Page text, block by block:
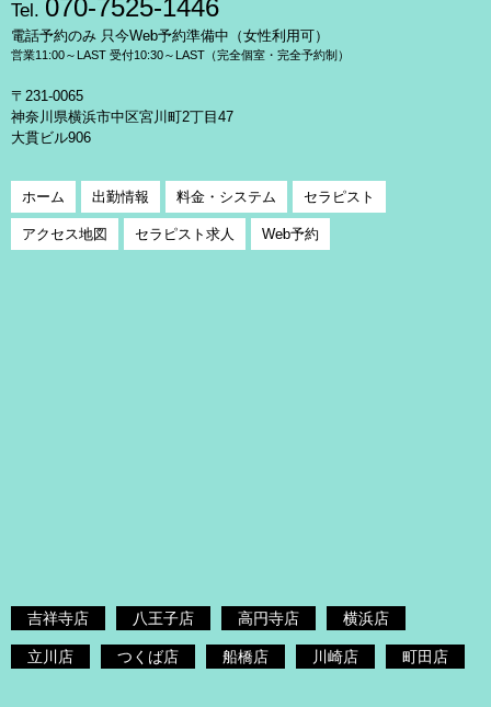
Tel. 070-7525-1446
電話予約のみ 只今Web予約準備中（女性利用可）
営業11:00～LAST 受付10:30～LAST（完全個室・完全予約制）
〒231-0065
神奈川県横浜市中区宮川町2丁目47
大貫ビル906
ホーム 出勤情報 料金・システム セラピスト
アクセス地図 セラピスト求人 Web予約
吉祥寺店 八王子店 高円寺店 横浜店
立川店 つくば店 船橋店 川崎店 町田店